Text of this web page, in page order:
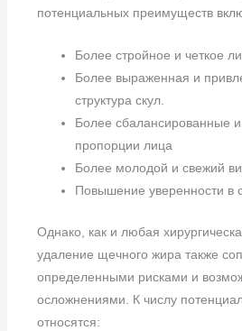
потенциальных преимуществ
Более стройное и четкое
Более выраженная и
структура скул.
Более сбалансированные
пропорции лица
Более молодой и свежий
Повышение уверенности в
Однако, как и любая
удаление щечного жира также
определенными рисками и
осложнениями. К числу
относятся: